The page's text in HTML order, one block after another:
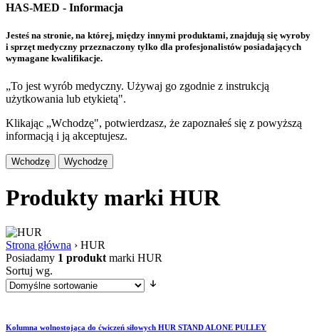
HAS-MED - Informacja
Jesteś na stronie, na której, między innymi produktami, znajdują się wyroby
i sprzęt medyczny przeznaczony tylko dla profesjonalistów posiadających
wymagane kwalifikacje.
„To jest wyrób medyczny. Używaj go zgodnie z instrukcją
użytkowania lub etykietą".
Klikając „Wchodzę", potwierdzasz, że zapoznałeś się z powyższą
informacją i ją akceptujesz.
Wchodzę Wychodzę
Produkty marki HUR
Strona główna › HUR
Posiadamy 1 produkt marki HUR
Sortuj wg.
Kolumna wolnostojąca do ćwiczeń siłowych HUR STAND ALONE PULLEY